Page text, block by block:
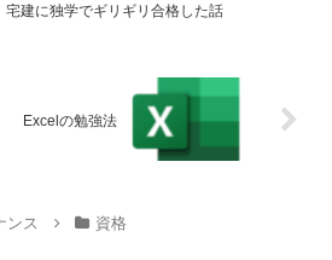
宅建に独学でギリギリ合格した話
Excelの勉強法
ンス 資格